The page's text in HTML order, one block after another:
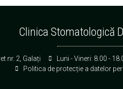
Clinica Stomatologică
nr. 2, Galați Luni - Vineri: 8.00 -
Politica de protecție a datelor